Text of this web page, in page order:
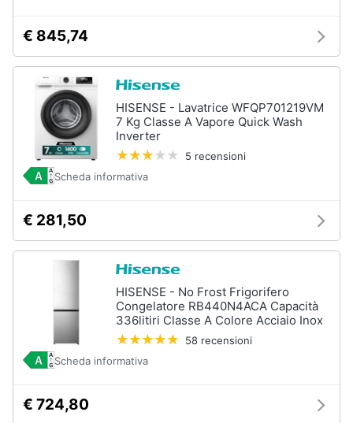
Beauty
Giocattoli
Prima
infanzia
Fotografia
Casalinghi
Abbigliamento
Animali
€ 845,74
HISENSE - Lavatrice WFQP701219VM
7 Kg Classe A Vapore Quick Wash
Inverter
5 recensioni
Scheda informativa
€ 281,50
HISENSE - No Frost Frigorifero
Congelatore RB440N4ACA Capacità
336litiri Classe A Colore Acciaio Inox
58 recensioni
Scheda informativa
€ 724,80